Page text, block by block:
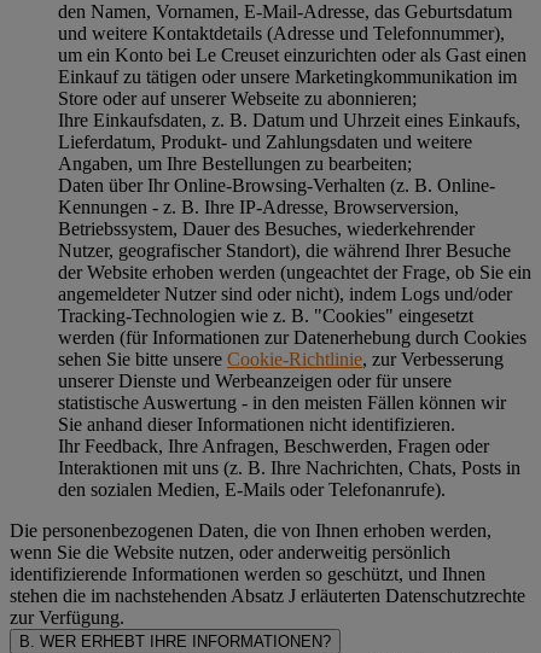
den Namen, Vornamen, E-Mail-Adresse, das Geburtsdatum
und weitere Kontaktdetails (Adresse und Telefonnummer),
um ein Konto bei Le Creuset einzurichten oder als Gast einen
Einkauf zu tätigen oder unsere Marketingkommunikation im
Store oder auf unserer Webseite zu abonnieren;
Ihre Einkaufsdaten, z. B. Datum und Uhrzeit eines Einkaufs,
Lieferdatum, Produkt- und Zahlungsdaten und weitere
Angaben, um Ihre Bestellungen zu bearbeiten;
Daten über Ihr Online-Browsing-Verhalten (z. B. Online-
Kennungen - z. B. Ihre IP-Adresse, Browserversion,
Betriebssystem, Dauer des Besuches, wiederkehrender
Nutzer, geografischer Standort), die während Ihrer Besuche
der Website erhoben werden (ungeachtet der Frage, ob Sie ein
angemeldeter Nutzer sind oder nicht), indem Logs und/oder
Tracking-Technologien wie z. B. "Cookies" eingesetzt
werden (für Informationen zur Datenerhebung durch Cookies
sehen Sie bitte unsere Cookie-Richtlinie, zur Verbesserung
unserer Dienste und Werbeanzeigen oder für unsere
statistische Auswertung - in den meisten Fällen können wir
Sie anhand dieser Informationen nicht identifizieren.
Ihr Feedback, Ihre Anfragen, Beschwerden, Fragen oder
Interaktionen mit uns (z. B. Ihre Nachrichten, Chats, Posts in
den sozialen Medien, E-Mails oder Telefonanrufe).
Die personenbezogenen Daten, die von Ihnen erhoben werden,
wenn Sie die Website nutzen, oder anderweitig persönlich
identifizierende Informationen werden so geschützt, und Ihnen
stehen die im nachstehenden Absatz J erläuterten Datenschutzrechte
zur Verfügung.
B. WER ERHEBT IHRE INFORMATIONEN?